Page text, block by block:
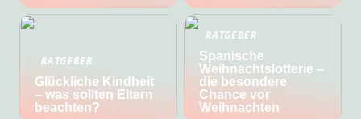
RATGEBER
Glückliche Kindheit
– was sollten Eltern
beachten?
RATGEBER
Spanische
Weihnachtslotterie –
die besondere
Chance vor
Weihnachten